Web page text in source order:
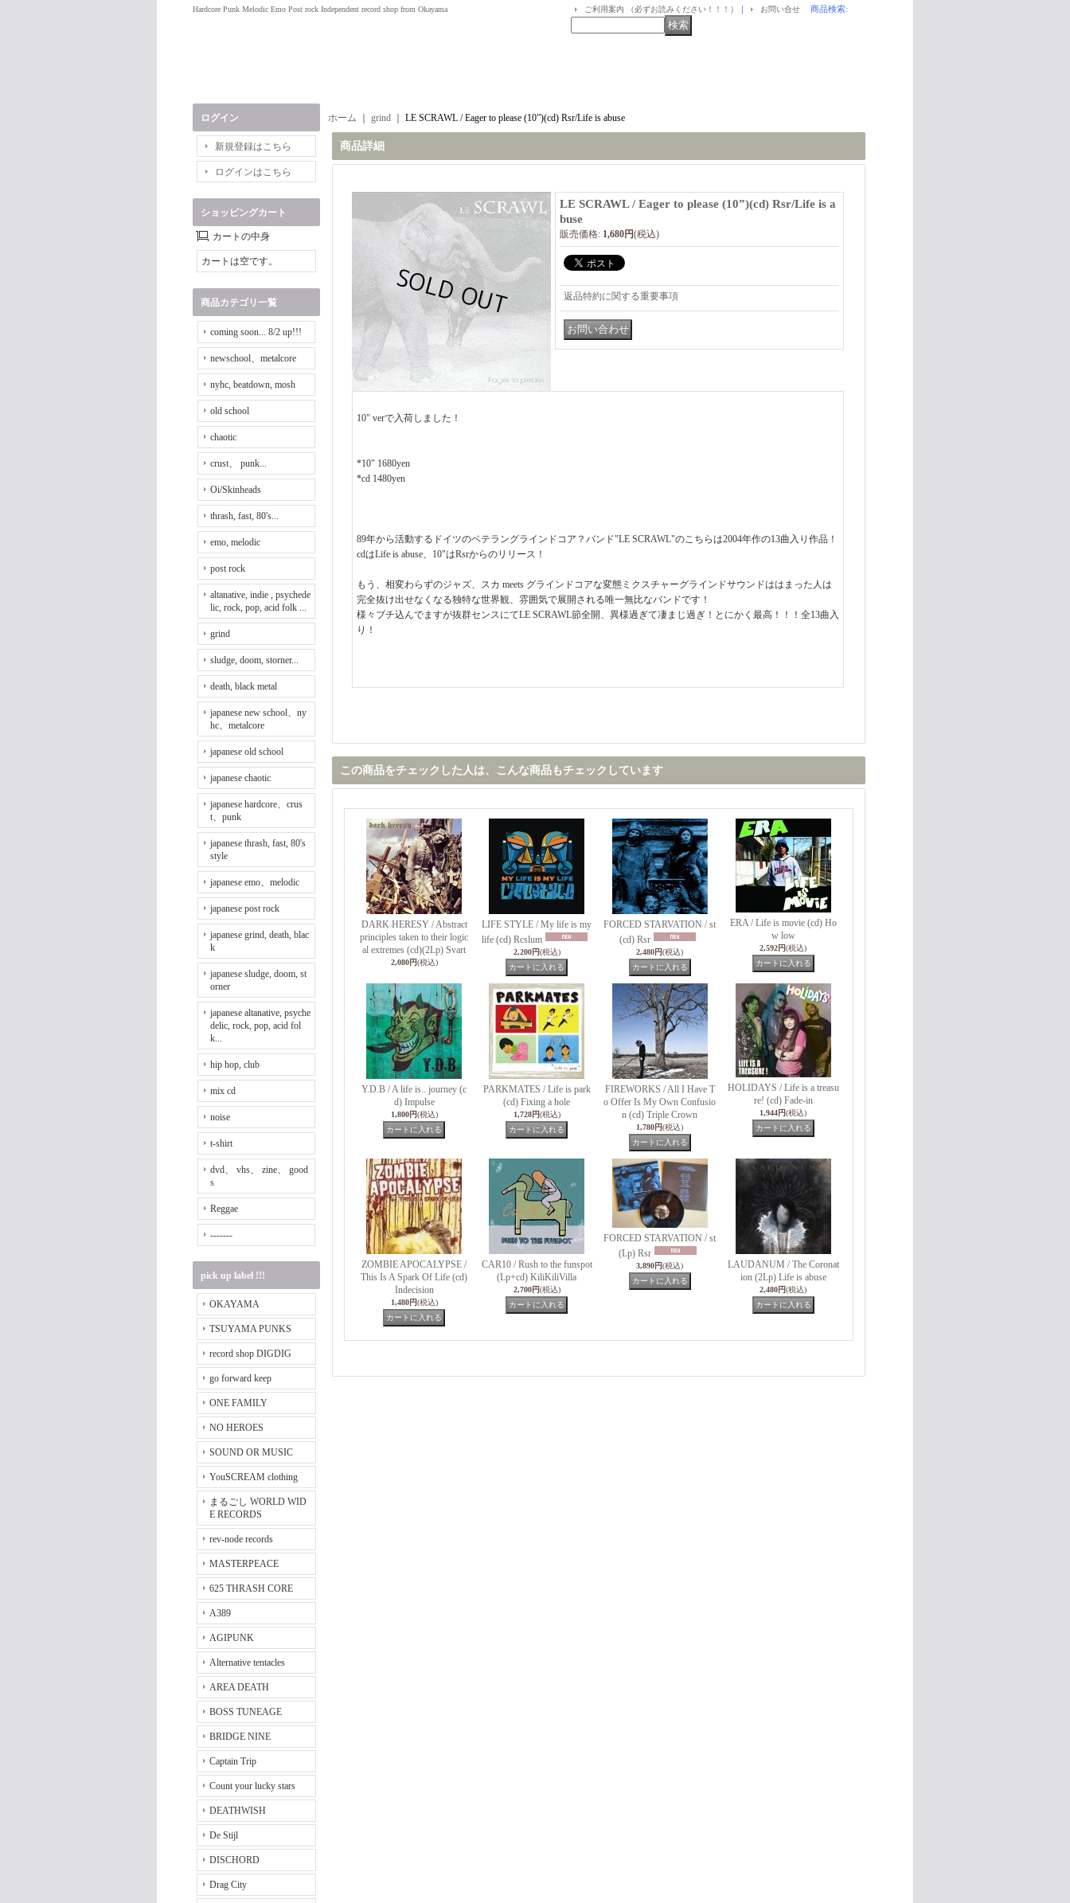
Hardcore Punk Melodic Emo Post rock Independent record shop from Okayama ご利用案内 （必ずお読みください！！！） ｜ お問い合せ 商品検索:
ログイン
新規登録はこちら
ログインはこちら
ショッピングカート
カートの中身
カートは空です。
商品カテゴリ一覧
coming soon... 8/2 up!!!
newschool、metalcore
nyhc, beatdown, mosh
old school
chaotic
crust、 punk...
Oi/Skinheads
thrash, fast, 80's...
emo, melodic
post rock
altanative, indie , psychede
lic, rock, pop, acid folk ...
grind
sludge, doom, storner...
death, black metal
japanese new school、ny
hc、metalcore
japanese old school
japanese chaotic
japanese hardcore、crus
t、punk
japanese thrash, fast, 80's
style
japanese emo、melodic
japanese post rock
japanese grind, death, blac
k
japanese sludge, doom, st
orner
japanese altanative, psyche
delic, rock, pop, acid fol
k...
hip hop, club
mix cd
noise
t-shirt
dvd、 vhs、 zine、 good
s
Reggae
-------
pick up label !!!
OKAYAMA
TSUYAMA PUNKS
record shop DIGDIG
go forward keep
ONE FAMILY
NO HEROES
SOUND OR MUSIC
YouSCREAM clothing
まるごし WORLD WID
E RECORDS
rev-node records
MASTERPEACE
625 THRASH CORE
A389
AGIPUNK
Alternative tentacles
AREA DEATH
BOSS TUNEAGE
BRIDGE NINE
Captain Trip
Count your lucky stars
DEATHWISH
De Stijl
DISCHORD
Drag City
ホーム grind LE SCRAWL / Eager to please (10”)(cd) Rsr/Life is abuse
商品詳細
LE SCRAWL / Eager to please (10”)(cd) Rsr/Life is a
buse
販売価格: 1,680円(税込)
返品特約に関する重要事項
10" verで入荷しました！
*10" 1680yen
*cd 1480yen
89年から活動するドイツのベテラングラインドコア？バンド"LE SCRAWL"のこちらは2004年作の13曲入り作品！
cdはLife is abuse、10"はRsrからのリリース！
もう、相変わらずのジャズ、スカ meets グラインドコアな変態ミクスチャーグラインドサウンドははまった人は
完全抜け出せなくなる独特な世界観、雰囲気で展開される唯一無比なバンドです！
様々ブチ込んでますが抜群センスにてLE SCRAWL節全開、異様過ぎて凄まじ過ぎ！とにかく最高！！！全13曲入
り！
この商品をチェックした人は、こんな商品もチェックしています
DARK HERESY / Abstract
principles taken to their logic
al extremes (cd)(2Lp) Svart
2,080円(税込)
LIFE STYLE / My life is my
life (cd) Rcslum
2,200円(税込)
FORCED STARVATION / st
(cd) Rsr
2,480円(税込)
ERA / Life is movie (cd) Ho
w low
2,592円(税込)
Y.D.B / A life is.. journey (c
d) Impulse
1,800円(税込)
PARKMATES / Life is park
(cd) Fixing a hole
1,728円(税込)
FIREWORKS / All I Have T
o Offer Is My Own Confusio
n (cd) Triple Crown
1,780円(税込)
HOLIDAYS / Life is a treasu
re! (cd) Fade-in
1,944円(税込)
ZOMBIE APOCALYPSE /
This Is A Spark Of Life (cd)
Indecision
1,480円(税込)
CAR10 / Rush to the funspot
(Lp+cd) KiliKiliVilla
2,700円(税込)
FORCED STARVATION / st
(Lp) Rsr
3,890円(税込)
LAUDANUM / The Coronat
ion (2Lp) Life is abuse
2,480円(税込)